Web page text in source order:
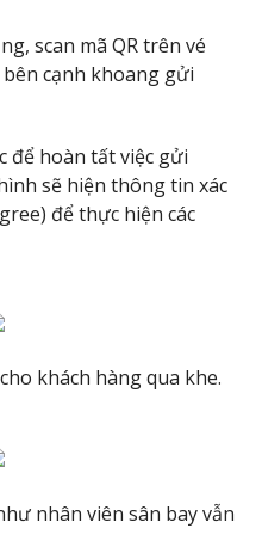
scan mã QR trên vé
bên cạnh khoang gửi
để hoàn tất việc gửi
sẽ hiện thông tin xác
để thực hiện các
khách hàng qua khe.
nhân viên sân bay vẫn